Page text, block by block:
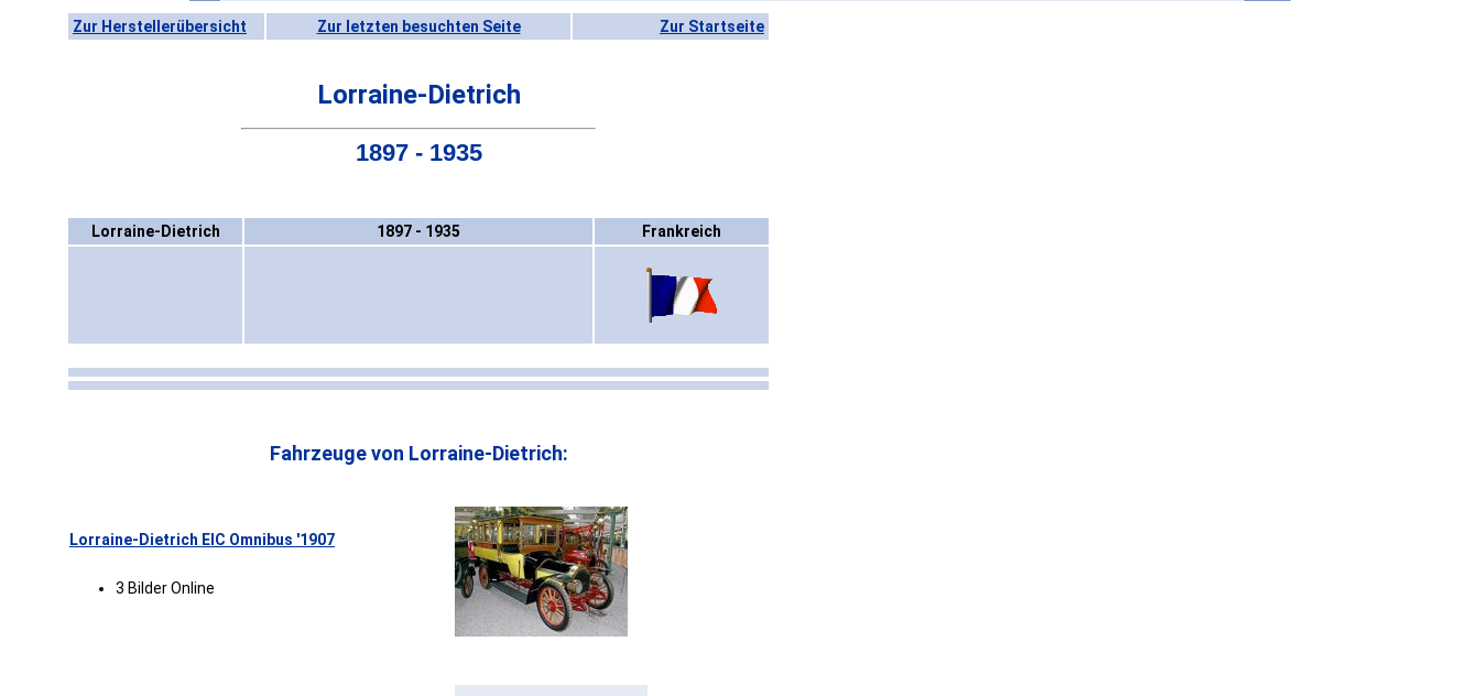
Zur Herstellerübersicht Zur letzten besuchten Seite Zur Startseite
Lorraine-Dietrich
1897 - 1935
Lorraine-Dietrich 1897 - 1935 Frankreich
Fahrzeuge von Lorraine-Dietrich:
Lorraine-Dietrich EIC Omnibus '1907
3 Bilder Online